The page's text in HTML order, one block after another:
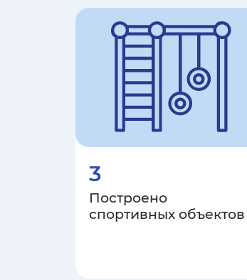
3
Построено
спортивных объектов